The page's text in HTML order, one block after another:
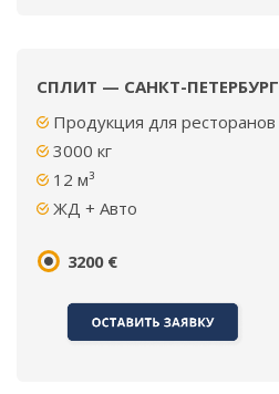
СПЛИТ — САНКТ-ПЕТЕРБУРГ
Продукция для ресторанов
3000 кг
12 м³
ЖД + Авто
3200 €